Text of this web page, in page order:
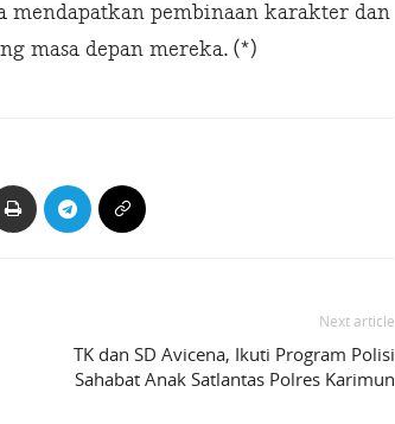
mendapatkan pembinaan karakter dan
masa depan mereka. (*)
Next article
TK dan SD Avicena, Ikuti Program Polisi
Sahabat Anak Satlantas Polres Karimun